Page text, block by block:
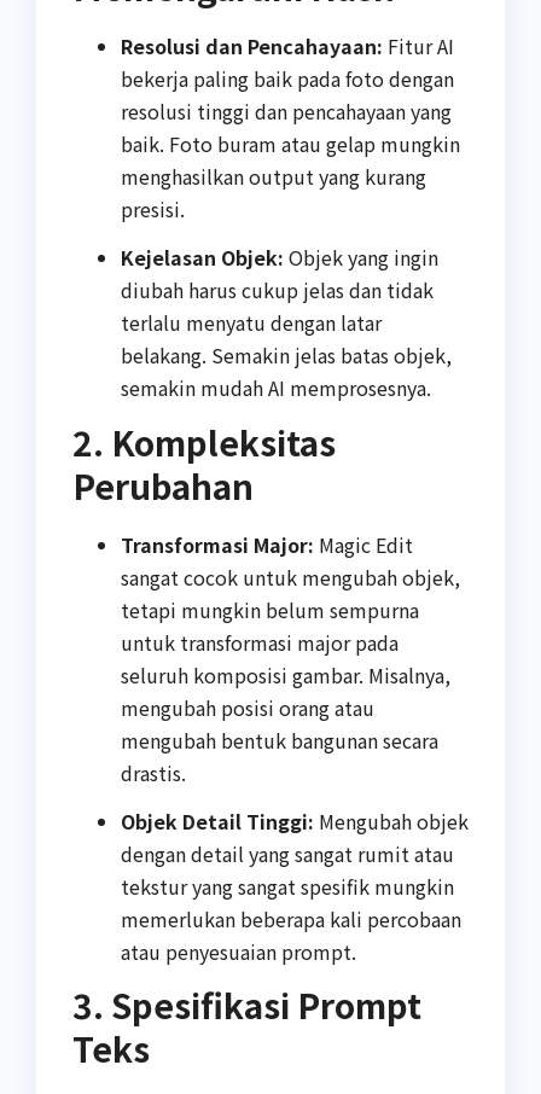
Resolusi dan Pencahayaan: Fitur AI
bekerja paling baik pada foto dengan
resolusi tinggi dan pencahayaan yang
baik. Foto buram atau gelap mungkin
menghasilkan output yang kurang
presisi.
Kejelasan Objek: Objek yang ingin
diubah harus cukup jelas dan tidak
terlalu menyatu dengan latar
belakang. Semakin jelas batas objek,
semakin mudah AI memprosesnya.
2. Kompleksitas
Perubahan
Transformasi Major: Magic Edit
sangat cocok untuk mengubah objek,
tetapi mungkin belum sempurna
untuk transformasi major pada
seluruh komposisi gambar. Misalnya,
mengubah posisi orang atau
mengubah bentuk bangunan secara
drastis.
Objek Detail Tinggi: Mengubah objek
dengan detail yang sangat rumit atau
tekstur yang sangat spesifik mungkin
memerlukan beberapa kali percobaan
atau penyesuaian prompt.
3. Spesifikasi Prompt
Teks